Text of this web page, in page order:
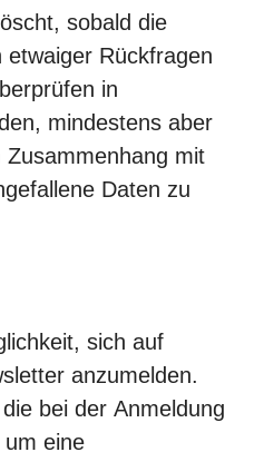
sobald die
Rückfragen
in
mindestens aber
mit
Daten zu
sich auf
anzumelden.
bei der Anmeldung
eine